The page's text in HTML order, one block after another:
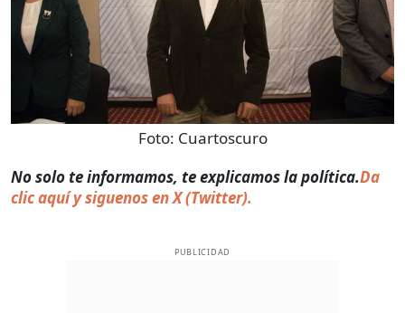
Foto: Cuartoscuro
No solo te informamos, te explicamos la política.Da
clic aquí y siguenos en X (Twitter).
PUBLICIDAD